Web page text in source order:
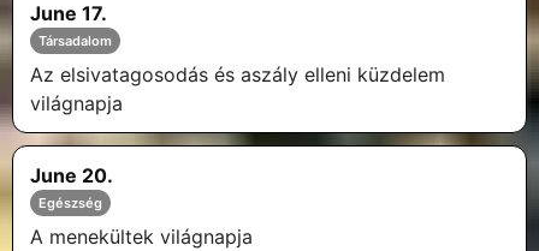
June 17.
Társadalom
Az elsivatagosodás és aszály elleni küzdelem
világnapja
June 20.
Egészség
A menekültek világnapja